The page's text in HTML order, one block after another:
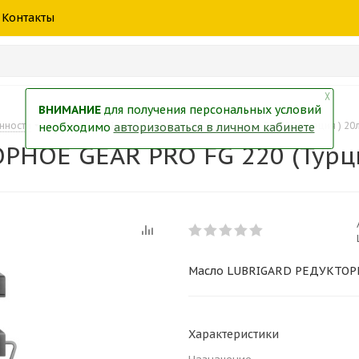
Контакты
- Масло LUBRIGARD РЕДУКТОРНОЕ GEAR PRO FG 220 (Турция ) 20л
GEAR PRO FG 220
Масло LUBRIGARD
Характеристики
╳
ВНИМАНИЕдля получения персональных условий
необходимо авторизоваться в личном кабинете